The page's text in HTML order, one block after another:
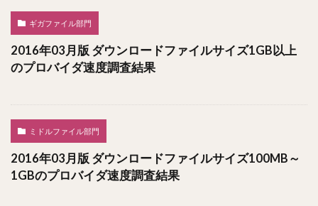
ギガファイル部門
2016年03月版 ダウンロードファイルサイズ1GB以上
のプロバイダ速度調査結果
ミドルファイル部門
2016年03月版 ダウンロードファイルサイズ100MB～
1GBのプロバイダ速度調査結果